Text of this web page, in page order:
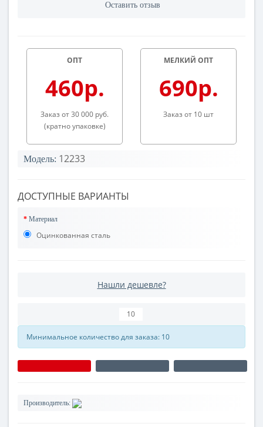
Оставить отзыв
ОПТ
460р.
Заказ от 30 000 руб.
(кратно упаковке)
МЕЛКИЙ ОПТ
690р.
Заказ от 10 шт
Модель: 12233
ДОСТУПНЫЕ ВАРИАНТЫ
Материал
Оцинкованная сталь
Нашли дешевле?
Минимальное количество для заказа: 10
Производитель: